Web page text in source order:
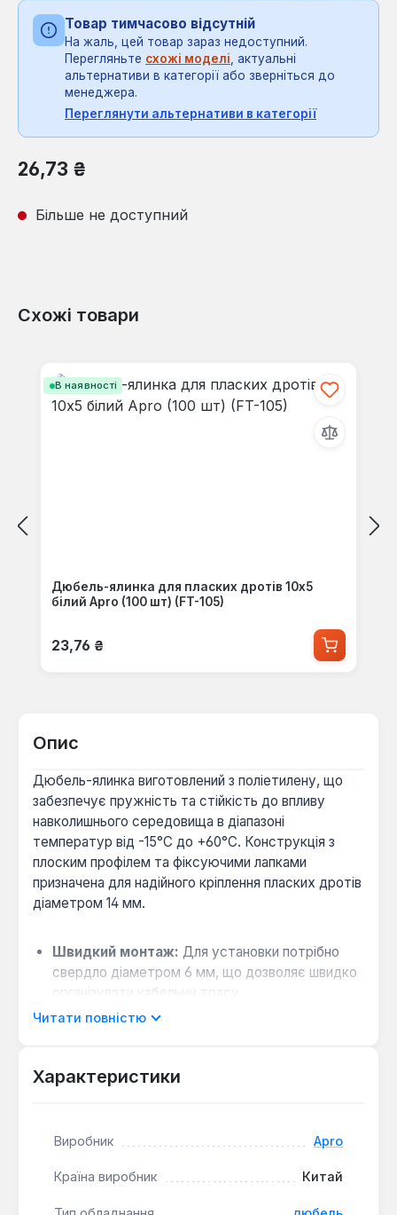
Товар тимчасово відсутній
На жаль, цей товар зараз недоступний.
Перегляньте схожі моделі, актуальні
альтернативи в категорії або зверніться до
менеджера.
Переглянути альтернативи в категорії
Звичайна ціна:
26,73 ₴
Більше не доступний
Схожі товари
В наявності
Дюбель-ялинка для пласких дротів 10x5
білий Apro (100 шт) (FT-105)
Звичайна ціна:
23,76 ₴
Опис
Дюбель-ялинка виготовлений з поліетилену, що
забезпечує пружність та стійкість до впливу
навколишнього середовища в діапазоні
температур від -15°C до +60°C. Конструкція з
плоским профілем та фіксуючими лапками
призначена для надійного кріплення пласких дротів
діаметром 14 мм.
Швидкий монтаж: Для установки потрібно
свердло діаметром 6 мм, що дозволяє швидко
організувати кабельну трасу.
Естетика та маркування:
проводки.
електропроводки, телевізійних, телефонних та
кабель-каналах. Він підходить для внутрішніх
робіт у житлових, офісних або комерційних
Читати повністю
Характеристики
Виробник Apro
Країна виробник Китай